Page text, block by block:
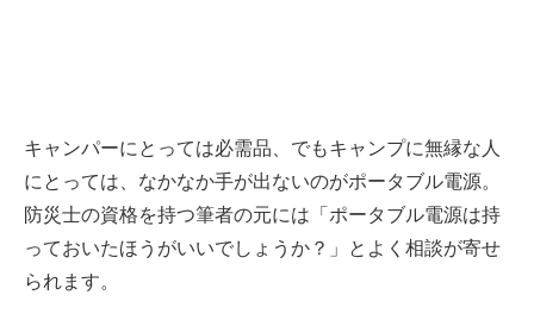
キャンパーにとっては必需品、でもキャンプに無縁な人
にとっては、なかなか手が出ないのがポータブル電源。
防災士の資格を持つ筆者の元には「ポータブル電源は持
っておいたほうがいいでしょうか？」とよく相談が寄せ
られます。